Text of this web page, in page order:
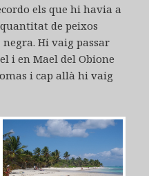
els que hi havia a
de peixos
Hi vaig passar
i en Mael del Obione
i cap allà hi vaig